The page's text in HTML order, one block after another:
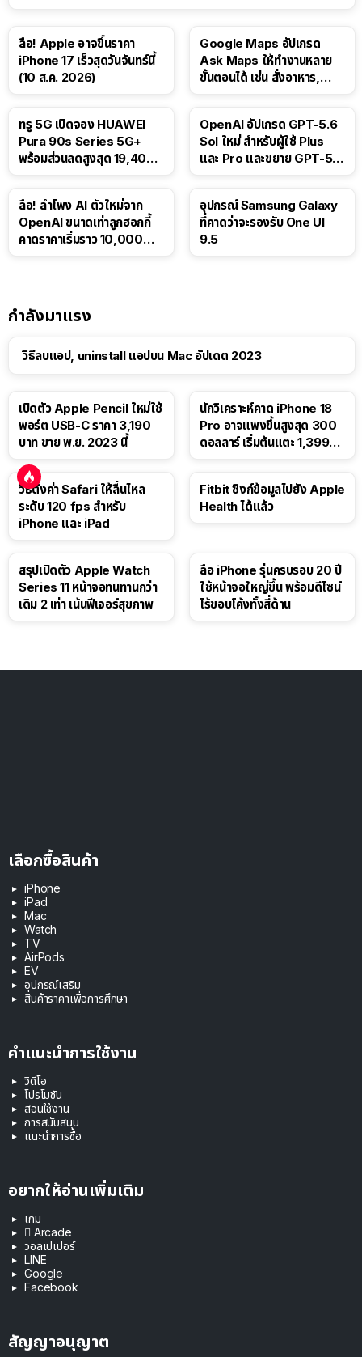
ลือ! Apple อาจขึ้นราคา
iPhone 17 เร็วสุดวันจันทร์นี้
(10 ส.ค. 2026)
Google Maps อัปเกรด
Ask Maps ให้ทำงานหลาย
ขั้นตอนได้ เช่น สั่งอาหาร,
ทรู 5G เปิดจอง HUAWEI
Pura 90s Series 5G+
พร้อมส่วนลดสูงสุด 19,400
OpenAI อัปเกรด GPT-5.6
Sol ใหม่ สำหรับผู้ใช้ Plus
และ Pro และขยาย GPT-5.6
ลือ! ลำโพง AI ตัวใหม่จาก
OpenAI ขนาดเท่าลูกฮอกกี้
คาดราคาเริ่มราว 10,000
อุปกรณ์ Samsung Galaxy
ที่คาดว่าจะรองรับ One UI
9.5
กำลังมาแรง
วิธีลบแอป, uninstall แอปบน Mac อัปเดต 2023
เปิดตัว Apple Pencil ใหม่ใช้
พอร์ต USB-C ราคา 3,190
บาท ขาย พ.ย. 2023 นี้
นักวิเคราะห์คาด iPhone 18
Pro อาจแพงขึ้นสูงสุด 300
ดอลลาร์ เริ่มต้นแตะ 1,399
วิธีตั้งค่า Safari ให้ลื่นไหล
ระดับ 120 fps สำหรับ
iPhone และ iPad
Fitbit ซิงก์ข้อมูลไปยัง Apple
Health ได้แล้ว
สรุปเปิดตัว Apple Watch
Series 11 หน้าจอทนทานกว่า
เดิม 2 เท่า เน้นฟีเจอร์สุขภาพ
ลือ iPhone รุ่นครบรอบ 20 ปี
ใช้หน้าจอใหญ่ขึ้น พร้อมดีไซน์
ไร้ขอบโค้งทั้งสี่ด้าน
เลือกซื้อสินค้า
iPhone
iPad
Mac
Watch
TV
AirPods
EV
อุปกรณ์เสริม
สินค้าราคาเพื่อการศึกษา
คำแนะนำการใช้งาน
วิดีโอ
โปรโมชัน
สอนใช้งาน
การสนับสนุน
แนะนำการซื้อ
อยากให้อ่านเพิ่มเติม
เกม
 Arcade
วอลเปเปอร์
LINE
Google
Facebook
สัญญาอนุญาต